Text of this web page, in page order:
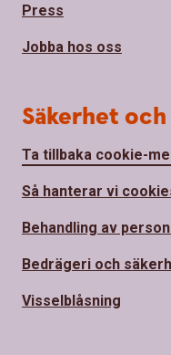
Press
Jobba hos oss
Säkerhet
Ta tillbaka cookie-
Så hanterar vi
Behandling av
Bedrägeri och
Visselblåsning